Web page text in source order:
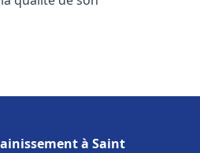
à Saint